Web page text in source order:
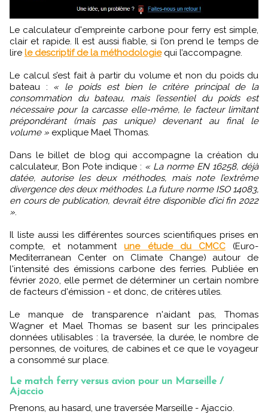
Le calculateur d'empreinte carbone pour ferry est simple,
clair et rapide. Il est aussi fiable, si l’on prend le temps de
lire le descriptif de la méthodologiequi l’accompagne.
Le calcul s’est fait à partir du volume et non du poids du
bateau : « le poids est bien le critère principal de la
consommation du bateau, mais l’essentiel du poids est
nécessaire pour la carcasse elle-même, le facteur limitant
prépondérant (mais pas unique) devenant au final le
volume » explique Mael Thomas.
Dans le billet de blog qui accompagne la création du
calculateur, Bon Pote indique : « La norme EN 16258, déjà
datée, autorise les deux méthodes, mais note l’extrême
divergence des deux méthodes. La future norme ISO 14083,
en cours de publication, devrait être disponible d’ici fin 2022
».
Il liste aussi les différentes sources scientifiques prises en
compte, et notammentune étude du CMCC(Euro-
Mediterranean Center on Climate Change) autour de
l'intensité des émissions carbone des ferries. Publiée en
février 2020, elle permet de déterminer un certain nombre
de facteurs d'émission - et donc, de critères utiles.
Le manque de transparence n'aidant pas, Thomas
Wagner et Mael Thomas se basent sur les principales
données utilisables : la traversée, la durée, le nombre de
personnes, de voitures, de cabines et ce que le voyageur
a consommé sur place.
Le match ferry versus avion pour un Marseille /
Ajaccio
Prenons, au hasard, une traversée Marseille - Ajaccio.